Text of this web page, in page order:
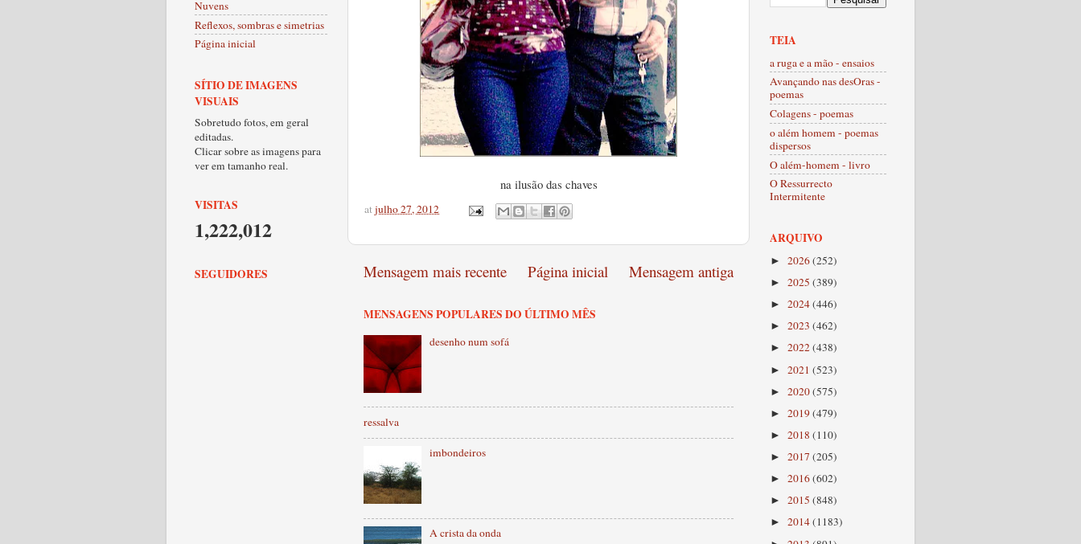
na ilusão das chaves
atjulho 27, 2012
Mensagem mais recente Mensagem antiga
Página inicial
MENSAGENS POPULARES DO ÚLTIMO MÊS
desenho num sofá
ressalva
imbondeiros
A crista da onda
Nuvens
Reflexos, sombras e simetrias
Página inicial
SÍTIO DE IMAGENS
VISUAIS
Sobretudo fotos, em geral
editadas.
Clicar sobre as imagens para
ver em tamanho real.
VISITAS
1,222,012
SEGUIDORES
TEIA
a ruga e a mão - ensaios
Avançando nas desOras -
poemas
Colagens - poemas
o além homem - poemas
dispersos
O além-homem - livro
O Ressurrecto
Intermitente
ARQUIVO
► 2026(252)
► 2025 (389)
► 2024(446)
► 2023 (462)
► 2022(438)
► 2021 (523)
► 2020(575)
► 2019(479)
► 2018 (110)
► 2017 (205)
► 2016(602)
► 2015 (848)
► 2014(1183)